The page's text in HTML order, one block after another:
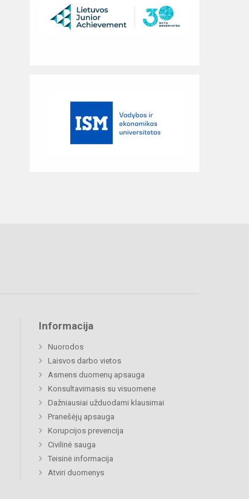
Informacija
Nuorodos
Laisvos darbo vietos
Asmens duomenų apsauga
Konsultavimasis su visuomene
Dažniausiai užduodami klausimai
Pranešėjų apsauga
Korupcijos prevencija
Civilinė sauga
Teisinė informacija
Atviri duomenys